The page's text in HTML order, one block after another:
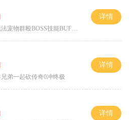
宠物群殴BOSS技能BUFF铭文B
详情
弟一起砍传奇0冲终极
详情
详情